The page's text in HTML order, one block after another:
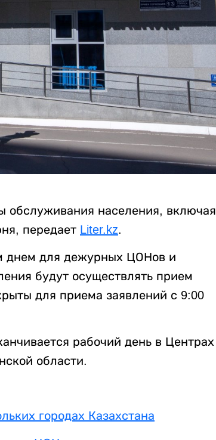
обслуживания населения, включая
передает Liter.kz.
днем для дежурных ЦОНов и
будут осуществлять прием
для приема заявлений с 9:00
рабочий день в Центрах
области.
городах Казахстана